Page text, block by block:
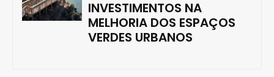
INVESTIMENTOS NA
MELHORIA DOS ESPAÇOS
VERDES URBANOS